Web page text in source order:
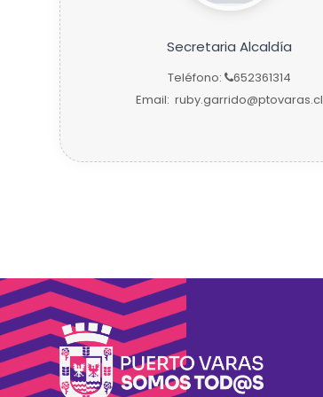
Secretaria Alcaldía
Teléfono: 652361314
Email: ruby.garrido@ptovaras.cl